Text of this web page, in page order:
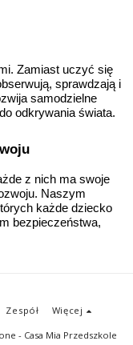
Zamiast uczyć się
sprawdzają i
samodzielne
odkrywania świata.
z nich ma swoje
Naszym
każde dziecko
bezpieczeństwa,
Zespół Więcej
- Casa Mia Przedszkole